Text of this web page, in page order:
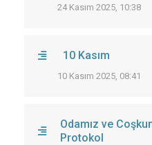
24 Kasım 2025, 10:38
10 Kasım
10 Kasım 2025, 08:41
Odamız ve
Protokol